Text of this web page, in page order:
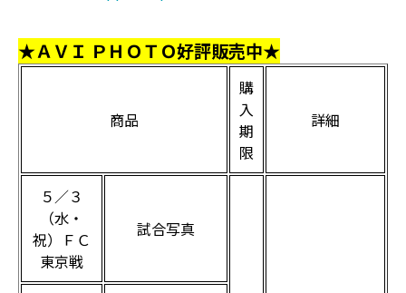
★ＡＶＩ ＰＨＯＴＯ好評販売中★
商品
購
入
期
限
詳細
５／３
（水・
祝）ＦＣ
東京戦
試合写真